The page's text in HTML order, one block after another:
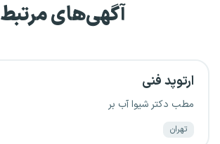
آگهی‌های مرتبط
ارتوپد فنی
مطب دکتر شیوا آب بر
تهران